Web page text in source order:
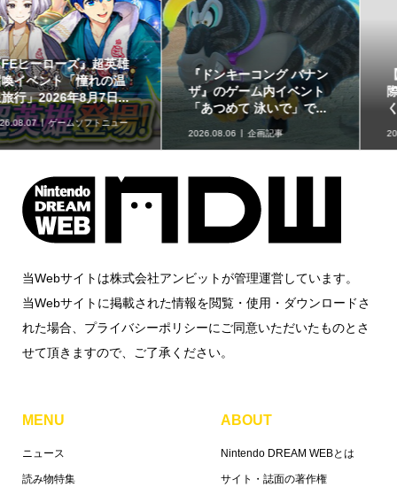
【イベントレポート】実
際に草が揺れる生息地づ
くりを体験!!「リアル『...
2026.08.06 取材・レポート
赤ちゃん向けスピナー
「KIRBY ピタッとくるる
ん♪カービィスピナー」...
2026.08.06 グッズ情報
当Webサイトは株式会社アンビットが管理運営しています。
当Webサイトに掲載された情報を閲覧・使用・ダウンロードさ
れた場合、プライバシーポリシーにご同意いただいたものとさ
せて頂きますので、ご了承ください。
MENU
ニュース
読み物特集
ABOUT
Nintendo DREAM WEBとは
サイト・誌面の著作権